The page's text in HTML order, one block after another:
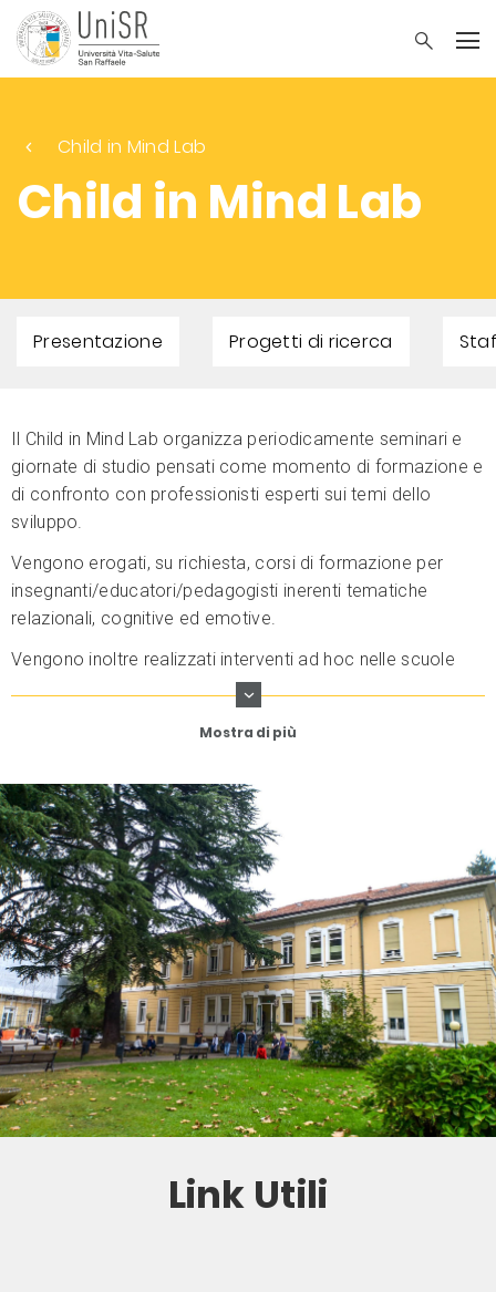
Child in Mind Lab
Child in Mind Lab
Presentazione Progetti di ricerca
Il Child in Mind Lab organizza periodicamente seminari e
giornate di studio pensati come momento di formazione e
di confronto con professionisti esperti sui temi dello
sviluppo.
Vengono erogati, su richiesta, corsi di formazione per
insegnanti/educatori/pedagogisti inerenti tematiche
relazionali, cognitive ed emotive.
Vengono inoltre realizzati interventi ad hoc nelle scuole
per gestire situazioni di varia natura.
Mostra di più
Link Utili